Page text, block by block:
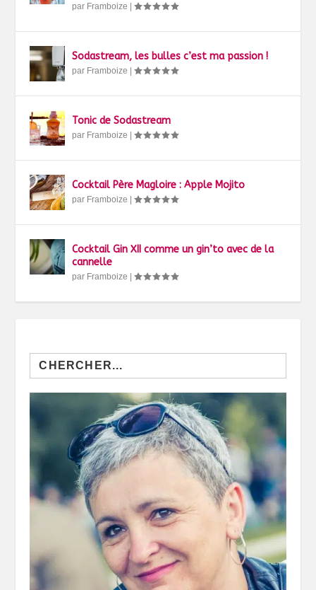
par Framboize |
Sodastream, les bulles c’est ma passion !
par Framboize |
Tonic de Sodastream
par Framboize |
Cocktail Père Magloire : Apple Mojito
par Framboize |
Cocktail Gin XII comme un gin’to avec de la
cannelle
par Framboize |
Search
for: